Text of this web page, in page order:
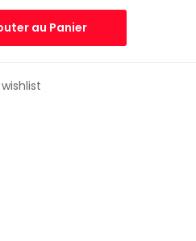
au Panier